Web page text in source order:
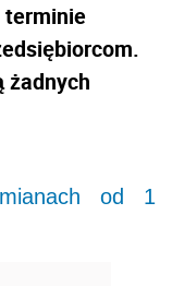
terminie
żadnych
od 1